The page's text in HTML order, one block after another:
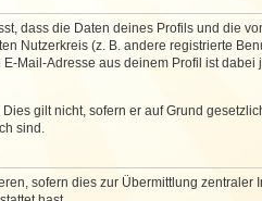
dass die Daten deines Profils und die
Nutzerkreis (z. B. andere registrierte
Mail-Adresse aus deinem Profil ist
gilt nicht, sofern er auf Grund
sind.
sofern dies zur Übermittlung